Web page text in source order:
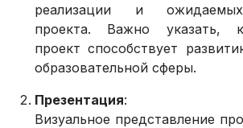
реализации и ожидаемых
проекта. Важно указать,
проект способствует
образовательной сферы.
Презентация:
Визуальное представление